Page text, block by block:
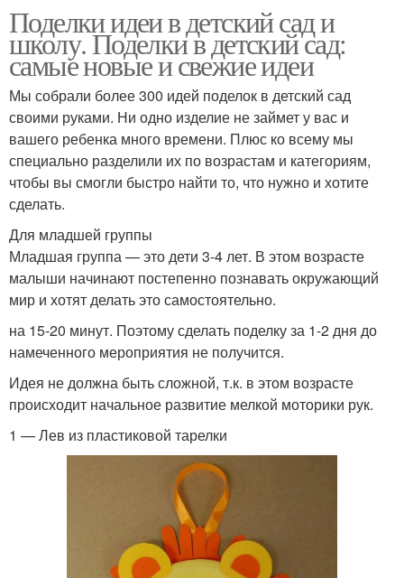
Поделки идеи в детский сад и
школу. Поделки в детский сад:
самые новые и свежие идеи
Мы собрали более 300 идей поделок в детский сад
своими руками. Ни одно изделие не займет у вас и
вашего ребенка много времени. Плюс ко всему мы
специально разделили их по возрастам и категориям,
чтобы вы смогли быстро найти то, что нужно и хотите
сделать.
Для младшей группы
Младшая группа — это дети 3-4 лет. В этом возрасте
малыши начинают постепенно познавать окружающий
мир и хотят делать это самостоятельно.
на 15-20 минут. Поэтому сделать поделку за 1-2 дня до
намеченного мероприятия не получится.
Идея не должна быть сложной, т.к. в этом возрасте
происходит начальное развитие мелкой моторики рук.
1 — Лев из пластиковой тарелки